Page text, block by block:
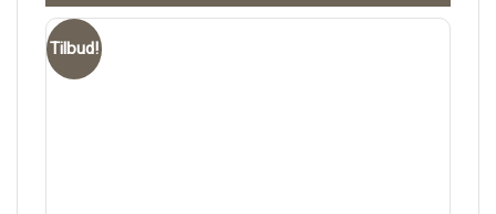
Tilbud!